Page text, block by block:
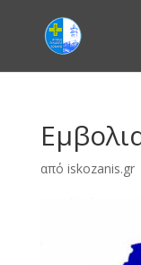
από iskozanis.gr